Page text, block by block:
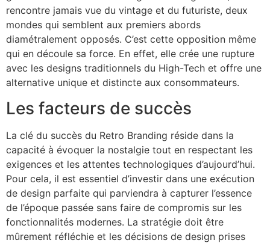
rencontre jamais vue du vintage et du futuriste, deux
mondes qui semblent aux premiers abords
diamétralement opposés. C’est cette opposition même
qui en découle sa force. En effet, elle crée une rupture
avec les designs traditionnels du High-Tech et offre une
alternative unique et distincte aux consommateurs.
Les facteurs de succès
La clé du succès du Retro Branding réside dans la
capacité à évoquer la nostalgie tout en respectant les
exigences et les attentes technologiques d’aujourd’hui.
Pour cela, il est essentiel d’investir dans une exécution
de design parfaite qui parviendra à capturer l’essence
de l’époque passée sans faire de compromis sur les
fonctionnalités modernes. La stratégie doit être
mûrement réfléchie et les décisions de design prises